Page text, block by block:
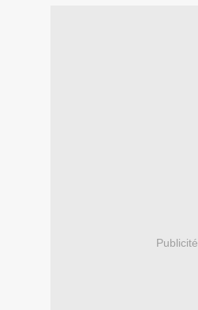
Publicité